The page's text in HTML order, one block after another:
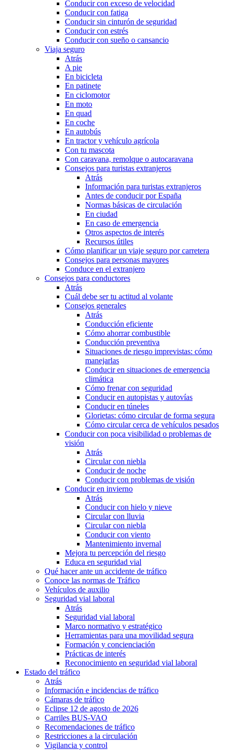
Conducir con exceso de velocidad
Conducir con fatiga
Conducir sin cinturón de seguridad
Conducir con estrés
Conducir con sueño o cansancio
Viaja seguro
Atrás
A pie
En bicicleta
En patinete
En ciclomotor
En moto
En quad
En coche
En autobús
En tractor y vehículo agrícola
Con tu mascota
Con caravana, remolque o autocaravana
Consejos para turistas extranjeros
Atrás
Información para turistas extranjeros
Antes de conducir por España
Normas básicas de circulación
En ciudad
En caso de emergencia
Otros aspectos de interés
Recursos útiles
Cómo planificar un viaje seguro por carretera
Consejos para personas mayores
Conduce en el extranjero
Consejos para conductores
Atrás
Cuál debe ser tu actitud al volante
Consejos generales
Atrás
Conducción eficiente
Cómo ahorrar combustible
Conducción preventiva
Situaciones de riesgo imprevistas: cómo
manejarlas
Conducir en situaciones de emergencia
climática
Cómo frenar con seguridad
Conducir en autopistas y autovías
Conducir en túneles
Glorietas: cómo circular de forma segura
Cómo circular cerca de vehículos pesados
Conducir con poca visibilidad o problemas de
visión
Atrás
Circular con niebla
Conducir de noche
Conducir con problemas de visión
Conducir en invierno
Atrás
Conducir con hielo y nieve
Circular con lluvia
Circular con niebla
Conducir con viento
Mantenimiento invernal
Mejora tu percepción del riesgo
Educa en seguridad vial
Qué hacer ante un accidente de tráfico
Conoce las normas de Tráfico
Vehículos de auxilio
Seguridad vial laboral
Atrás
Seguridad vial laboral
Marco normativo y estratégico
Herramientas para una movilidad segura
Formación y concienciación
Prácticas de interés
Reconocimiento en seguridad vial laboral
Estado del tráfico
Atrás
Información e incidencias de tráfico
Cámaras de tráfico
Eclipse 12 de agosto de 2026
Carriles BUS-VAO
Recomendaciones de tráfico
Restricciones a la circulación
Vigilancia y control